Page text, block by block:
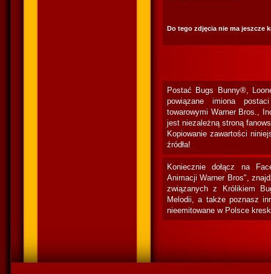
Do tego zdjęcia nie ma jeszcze
Postać Bugs Bunny®,
powiązane imiona
towarowymi Warner Bros.,
jest niezależną stroną
Kopiowanie zawartości
źródła!
Koniecznie dołącz na
Animacji Warner Bros",
związanych z Królikiem
Melodii, a także poznasz
nieemitowane w Polsce